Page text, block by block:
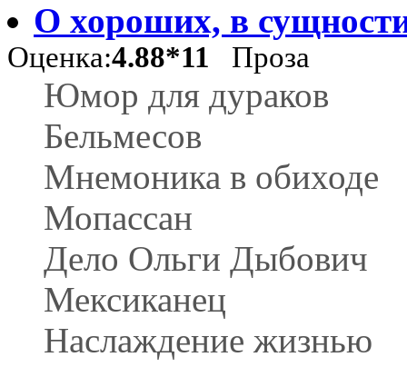
О хороших, в
Оценка:4.88*11 Проза
Юмор для дураков
Бельмесов
Мнемоника в обиходе
Мопассан
Дело Ольги Дыбович
Мексиканец
Наслаждение жизнью